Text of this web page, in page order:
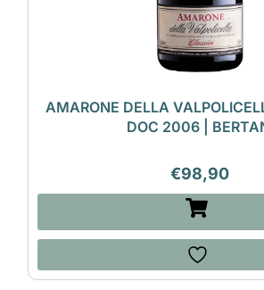
AMARONE DELLA
DOC 2006 |
€98,90